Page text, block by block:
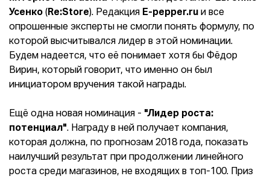
Усенко ( Re:Store). Редакция E-pepper.ru и все
опрошенные эксперты не смогли понять формулу, по
которой высчитывался лидер в этой номинации.
Будем надеется, что её понимает хотя бы Фёдор
Вирин, который говорит, что именно он был
инициатором вручения такой награды.
Ещё одна новая номинация - "Лидер роста:
потенциал". Награду в ней получает компания,
которая должна, по прогнозам 2018 года, показать
наилучший результат при продолжении линейного
роста среди магазинов, не входящих в топ-100. Приз